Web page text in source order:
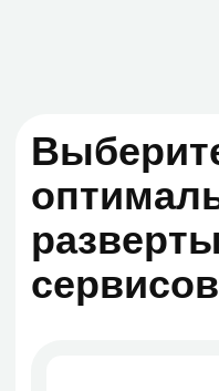
TLS-шифрование
01.